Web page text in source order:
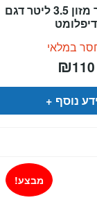
תרמוס סיר מזון 3.5 ליטר דגם
דיפלומט
במלאי
₪110
נוסף
מבצע!